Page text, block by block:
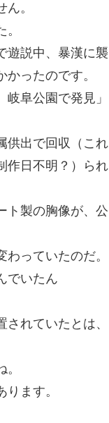
。
遊説中、暴漢に襲
ったのです。
阜公園で発見」
供出で回収（これ
作日不明？）られ
ト製の胸像が、公
っていたのだ。
でいたん
れていたとは、
ます。